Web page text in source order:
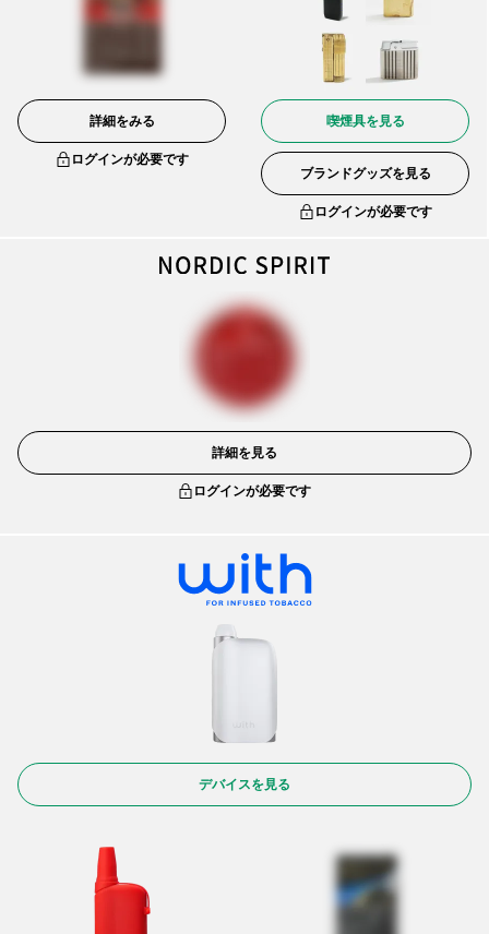
詳細をみる
ログインが必要です
喫煙具を見る
ブランドグッズを見る
ログインが必要です
詳細を見る
ログインが必要です
デバイスを見る